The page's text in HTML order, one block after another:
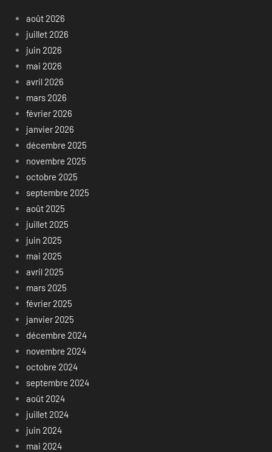
août 2026
juillet 2026
juin 2026
mai 2026
avril 2026
mars 2026
février 2026
janvier 2026
décembre 2025
novembre 2025
octobre 2025
septembre 2025
août 2025
juillet 2025
juin 2025
mai 2025
avril 2025
mars 2025
février 2025
janvier 2025
décembre 2024
novembre 2024
octobre 2024
septembre 2024
août 2024
juillet 2024
juin 2024
mai 2024